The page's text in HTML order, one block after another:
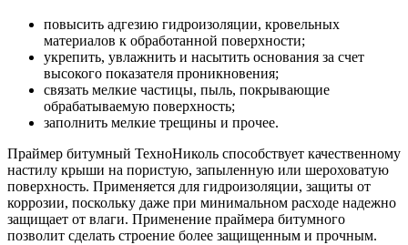
повысить адгезию гидроизоляции, кровельных
материалов к обработанной поверхности;
укрепить, увлажнить и насытить основания за счет
высокого показателя проникновения;
связать мелкие частицы, пыль, покрывающие
обрабатываемую поверхность;
заполнить мелкие трещины и прочее.
Праймер битумный ТехноНиколь способствует качественному
настилу крыши на пористую, запыленную или шероховатую
поверхность. Применяется для гидроизоляции, защиты от
коррозии, поскольку даже при минимальном расходе надежно
защищает от влаги. Применение праймера битумного
позволит сделать строение более защищенным и прочным.